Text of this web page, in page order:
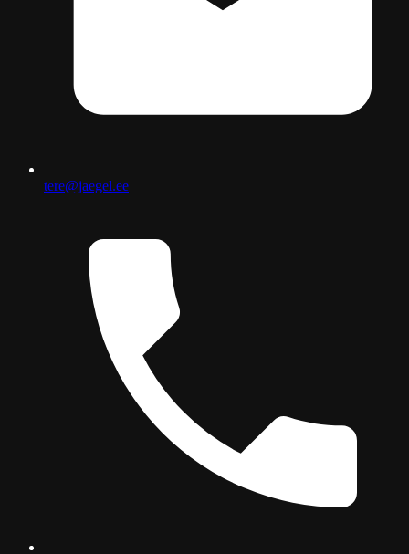
tere@jaegel.ee